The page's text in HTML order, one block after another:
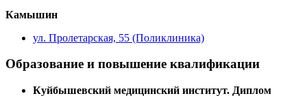
Камышин
ул. Пролетарская, 55 (Поликлиника)
Образование и повышение квалификации
Куйбышевский медицинский институт. Диплом